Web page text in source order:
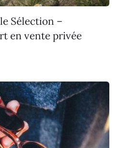
Sélection –
en vente privée